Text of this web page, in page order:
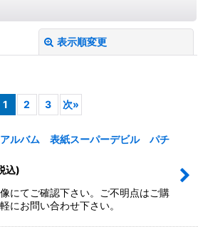
表示順変更
絞り込む
1 2 3 次»
アルバム 表紙スーパーデビル パチ
込)
にてご確認下さい。ご不明点はご購
にお問い合わせ下さい。